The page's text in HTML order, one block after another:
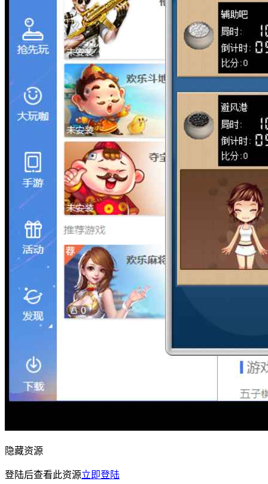
隐藏资源
登陆后查看此资源立即登陆